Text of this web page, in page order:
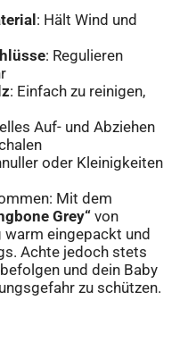
: Hält Wind und
: Regulieren
: Einfach zu reinigen,
Auf- und Abziehen
oder Kleinigkeiten
Mit dem
Grey“ von
eingepackt und
Achte jedoch stets
und dein Baby
zu schützen.